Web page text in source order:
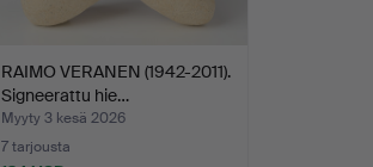
RAIMO VERANEN (1942-2011).
Signeerattu hie…
Myyty 3 kesä 2026
7 tarjousta